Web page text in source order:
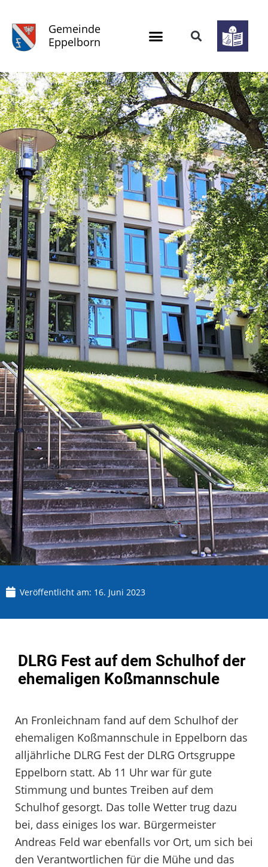
Gemeinde
Eppelborn
Veröffentlicht am: 16. Juni 2023
DLRG Fest auf dem Schulhof der
ehemaligen Koßmannschule
An Fronleichnam fand auf dem Schulhof der
ehemaligen Koßmannschule in Eppelborn das
alljährliche DLRG Fest der DLRG Ortsgruppe
Eppelborn statt. Ab 11 Uhr war für gute
Stimmung und buntes Treiben auf dem
Schulhof gesorgt. Das tolle Wetter trug dazu
bei, dass einiges los war. Bürgermeister
Andreas Feld war ebenfalls vor Ort, um sich bei
den Verantwortlichen für die Mühe und das